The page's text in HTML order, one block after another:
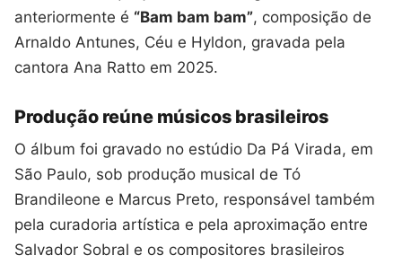
anteriormente é “Bam bam bam”, composição de
Arnaldo Antunes, Céu e Hyldon, gravada pela
cantora Ana Ratto em 2025.
Produção reúne músicos brasileiros
O álbum foi gravado no estúdio Da Pá Virada, em
São Paulo, sob produção musical de Tó
Brandileone e Marcus Preto, responsável também
pela curadoria artística e pela aproximação entre
Salvador Sobral e os compositores brasileiros